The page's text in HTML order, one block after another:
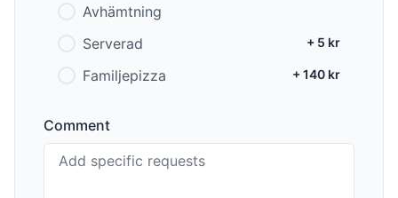
Avhämtning
Serverad
+ 5 kr
Familjepizza + 140 kr
Comment